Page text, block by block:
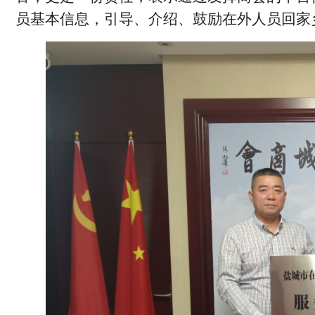
员基本信息，引导、介绍、鼓励在外人员回